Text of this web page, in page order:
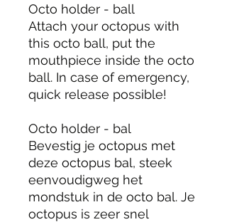
Octo holder - ball
Attach your octopus with
this octo ball, put the
mouthpiece inside the octo
ball. In case of emergency,
quick release possible!
Octo holder - bal
Bevestig je octopus met
deze octopus bal, steek
eenvoudigweg het
mondstuk in de octo bal. Je
octopus is zeer snel